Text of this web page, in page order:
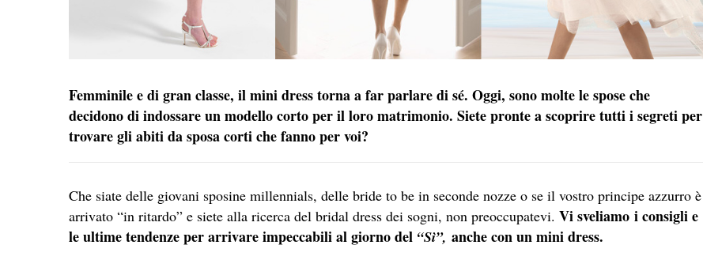
Femminile e di gran classe, il mini dress torna a far parlare di sé. Oggi, sono molte le spose che
decidono di indossare un modello corto per il loro matrimonio. Siete pronte a scoprire tutti i segreti per
trovare gli abiti da sposa corti che fanno per voi?
Che siate delle giovani sposine millennials, delle bride to be in seconde nozze o se il vostro principe azzurro è
arrivato “in ritardo” e siete alla ricerca del bridal dress dei sogni, non preoccupatevi. Vi sveliamo i consigli e
le ultime tendenze per arrivare impeccabili al giorno del “Sì”, anche con un mini dress.